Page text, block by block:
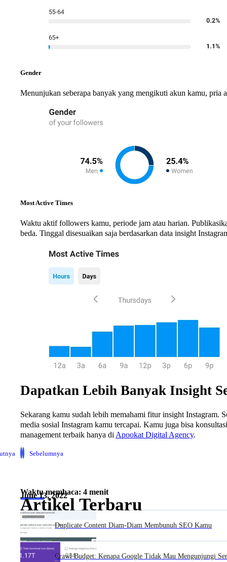
June 13, 2022
Waktu membaca: 4 menit
Artikel Terbaru
Duplicate Content Diam-Diam Membunuh SEO Kamu
Crawl Budget: Kenapa Google Tidak Mau Mengunjungi
Gender
Menunjukan seberapa banyak yang mengikuti akun kamu, pria
Most Active Times
Waktu aktif followers kamu, periode jam atau harian.
beda. Tinggal disesuaikan saja berdasarkan data insight
Dapatkan Lebih Banyak Insight
Sekarang kamu sudah lebih memahami fitur insight Instagram.
media sosial Instagram kamu tercapai. Kamu juga bisa
management terbaik hanya di Apookat Digital Agency.
Sebelumnya